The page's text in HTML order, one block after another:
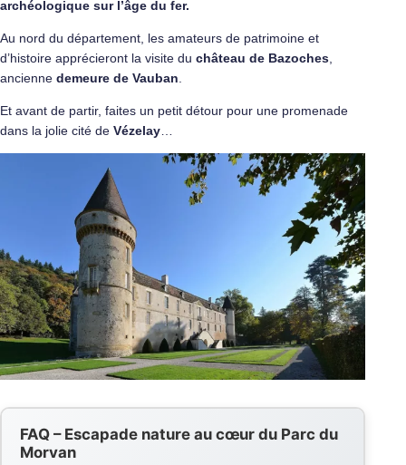
archéologique sur l’âge du fer.
Au nord du département, les amateurs de patrimoine et
d’histoire apprécieront la visite du château de Bazoches
ancienne demeure de Vauban
Et avant de partir, faites un petit détour pour une promenade
dans la jolie cité de Vézelay
FAQ – Escapade nature au cœur du Parc du
Morvan